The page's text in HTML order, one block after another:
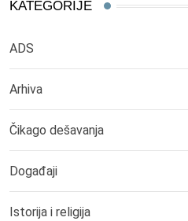
KATEGORIJE
ADS
Arhiva
Čikago dešavanja
Događaji
Istorija i religija